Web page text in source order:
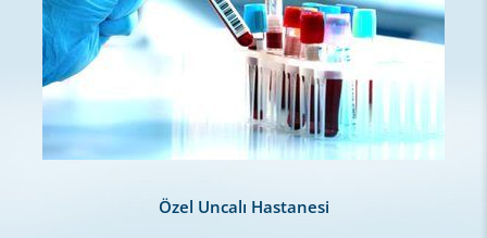
Özel Uncalı Hastanesi